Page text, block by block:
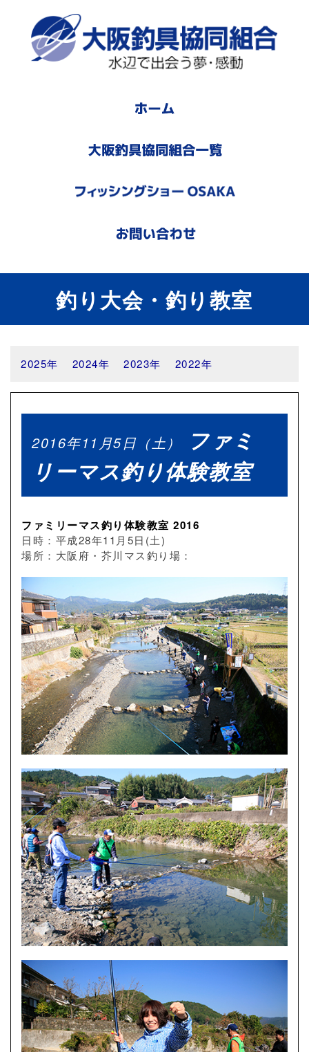
釣り大会・釣り教室
2025年 2024年 2023年 2022年
2016年11月5日（土）
ファミ
リーマス釣り体験教室
ファミリーマス釣り体験教室 2016
日時：平成28年11月5日(土)
場所：大阪府・芥川マス釣り場：